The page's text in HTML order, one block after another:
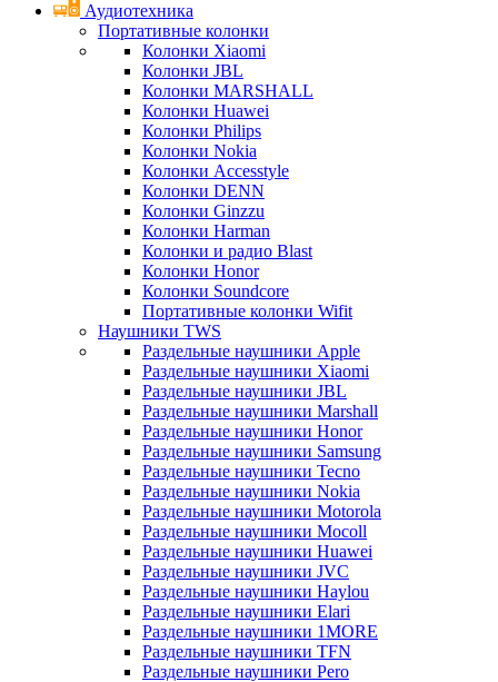
Аудиотехника
Портативные колонки
Колонки Xiaomi
Колонки JBL
Колонки MARSHALL
Колонки Huawei
Колонки Philips
Колонки Nokia
Колонки Accesstyle
Колонки DENN
Колонки Ginzzu
Колонки Harman
Колонки и радио Blast
Колонки Honor
Колонки Soundcore
Портативные колонки Wifit
Наушники TWS
Раздельные наушники Apple
Раздельные наушники Xiaomi
Раздельные наушники JBL
Раздельные наушники Marshall
Раздельные наушники Honor
Раздельные наушники Samsung
Раздельные наушники Tecno
Раздельные наушники Nokia
Раздельные наушники Motorola
Раздельные наушники Mocoll
Раздельные наушники Huawei
Раздельные наушники JVC
Раздельные наушники Haylou
Раздельные наушники Elari
Раздельные наушники 1MORE
Раздельные наушники TFN
Раздельные наушники Pero